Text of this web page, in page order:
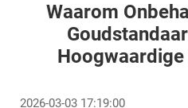
Waarom
2026-03-03 17:19:00